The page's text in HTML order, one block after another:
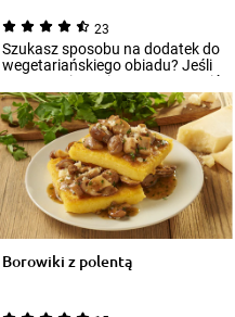
23
Szukasz sposobu na dodatek do
wegetariańskiego obiadu? Jeśli
zastanawiasz się, czym zastąpić
kasz...
Borowiki z polentą